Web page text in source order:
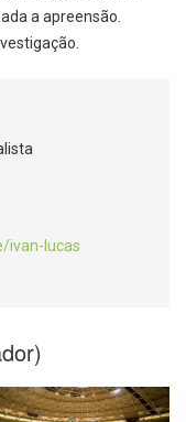
a apreensão.
ivan-lucas